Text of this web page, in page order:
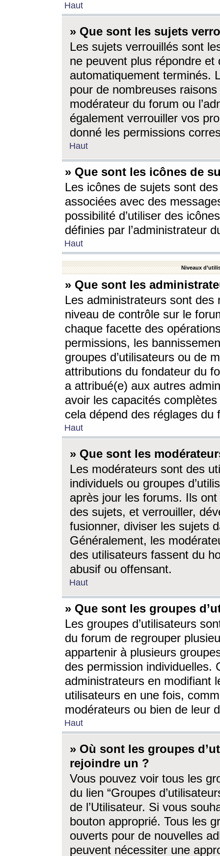
Haut
» Que sont les sujets
Les sujets verrouillés sont
ne peuvent plus répondre
automatiquement terminés.
pour de nombreuses
modérateur du forum ou
également verrouiller vos
donné les permissions
Haut
» Que sont les icônes de
Les icônes de sujets sont
associées avec des
possibilité d’utiliser des
définies par l’administrateur
Haut
Niveaux
» Que sont les
Les administrateurs sont
niveau de contrôle sur le
chaque facette des
permissions, les
groupes d’utilisateurs ou de
attributions du fondateur du
a attribué(e) aux autres
avoir les capacités
cela dépend des réglages du
Haut
» Que sont les
Les modérateurs sont des
individuels ou groupes
après jour les forums. Ils ont
des sujets, et verrouiller,
fusionner, diviser les sujets
Généralement, les
des utilisateurs fassent du
abusif ou offensant.
Haut
» Que sont les groupes
Les groupes d’utilisateurs
du forum de regrouper
appartenir à plusieurs
des permission individuelles.
administrateurs en modifiant
utilisateurs en une fois,
modérateurs ou bien de leur
Haut
» Où sont les groupes
rejoindre un ?
Vous pouvez voir tous les
du lien “Groupes
de l’Utilisateur. Si vous
bouton approprié. Tous les
ouverts pour de nouvelles
peuvent nécessiter une